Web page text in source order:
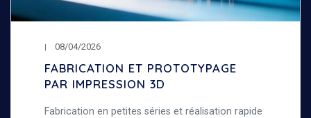
08/04/2026
FABRICATION ET PROTOTYPAGE
PAR IMPRESSION 3D
Fabrication en petites séries et réalisation rapide